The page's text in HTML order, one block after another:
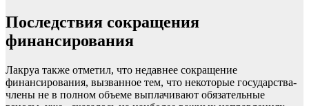
Последствия сокращения
финансирования
Лакруа также отметил, что недавнее сокращение
финансирования, вызванное тем, что некоторые государства-
члены не в полном объеме выплачивают обязательные